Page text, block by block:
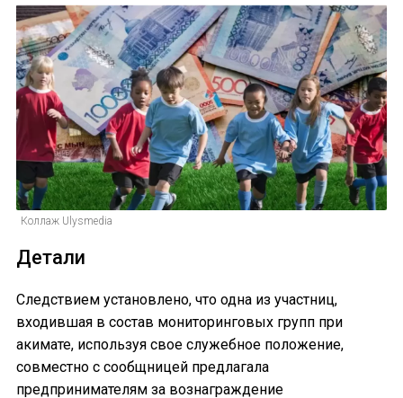
Коллаж Ulysmedia
Детали
Следствием установлено, что одна из участниц,
входившая в состав мониторинговых групп при
акимате, используя свое служебное положение,
совместно с сообщницей предлагала
предпринимателям за вознаграждение